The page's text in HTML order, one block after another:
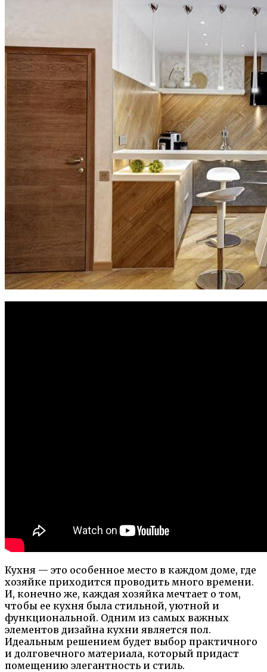
Кухня — это особенное место в каждом доме, где
хозяйке приходится проводить много времени.
И, конечно же, каждая хозяйка мечтает о том,
чтобы ее кухня была стильной, уютной и
функциональной. Одним из самых важных
элементов дизайна кухни является пол.
Идеальным решением будет выбор практичного
и долговечного материала, который придаст
помещению элегантность и стиль.